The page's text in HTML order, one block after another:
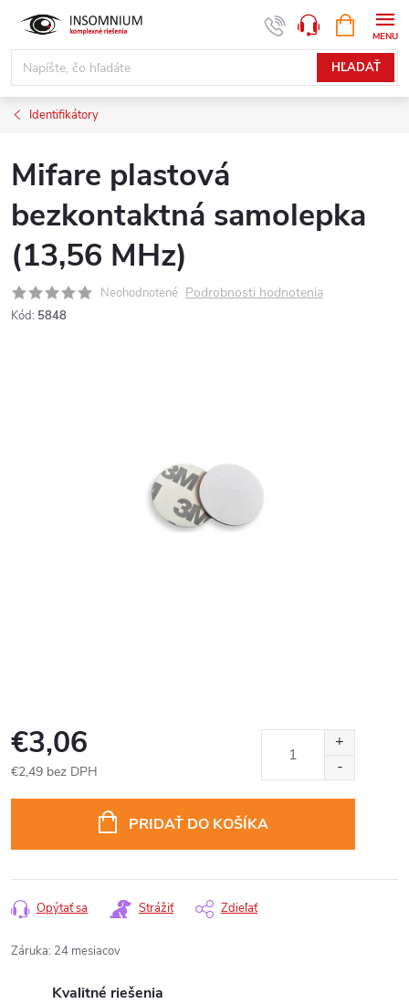
obsah
HĽADAŤ
KOŠÍK
Identifikátory
Mifare plastová
bezkontaktná samolepka
(13,56 MHz)
Neohodnotené Podrobnosti hodnotenia
Kód: 5848
€3,06
€2,49 bez DPH
PRIDAŤ DO KOŠÍKA
Opýtať sa Strážiť Zdieľať
Záruka: 24 mesiacov
Kvalitné riešenia
www.insomnium.sk - Chat